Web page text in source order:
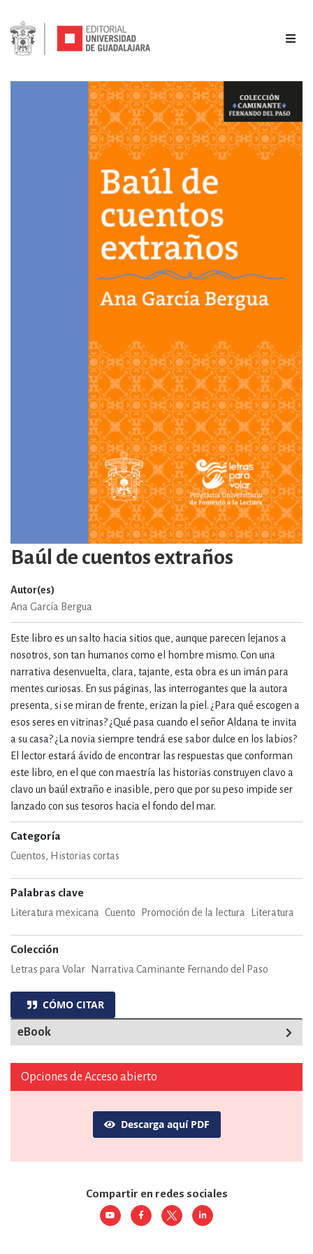
Baúl de cuentos extraños
Autor(es)
Ana García Bergua
Este libro es un salto hacia sitios que, aunque parecen lejanos a
nosotros, son tan humanos como el hombre mismo. Con una
narrativa desenvuelta, clara, tajante, esta obra es un imán para
mentes curiosas. En sus páginas, las interrogantes que la autora
presenta, si se miran de frente, erizan la piel. ¿Para qué escogen a
esos seres en vitrinas? ¿Qué pasa cuando el señor Aldana te invita
a su casa? ¿La novia siempre tendrá ese sabor dulce en los labios?
El lector estará ávido de encontrar las respuestas que conforman
este libro, en el que con maestría las historias construyen clavo a
clavo un baúl extraño e inasible, pero que por su peso impide ser
lanzado con sus tesoros hacia el fondo del mar.
Categoría
Cuentos, Historias cortas
Palabras clave
Literatura mexicana Cuento Promoción de la lectura Literatura
Colección
Letras para Volar Narrativa Caminante Fernando del Paso
CÓMO CITAR
eBook
Opciones de Acceso abierto
Descarga aquí PDF
Compartir en redes sociales